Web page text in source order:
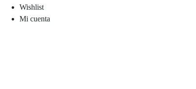
Wishlist
Mi cuenta